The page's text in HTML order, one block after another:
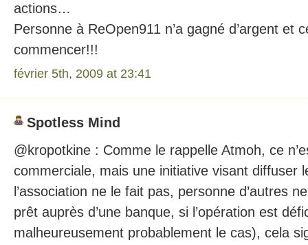
actions…
Personne à ReOpen911 n’a gagné d’argent et
commencer!!!
février 5th, 2009 at 23:41
Spotless Mind
@kropotkine : Comme le rappelle Atmoh, ce
commerciale, mais une initiative visant diffuser
l’association ne le fait pas, personne d’autres
prêt auprès d’une banque, si l’opération est
malheureusement probablement le cas), cela